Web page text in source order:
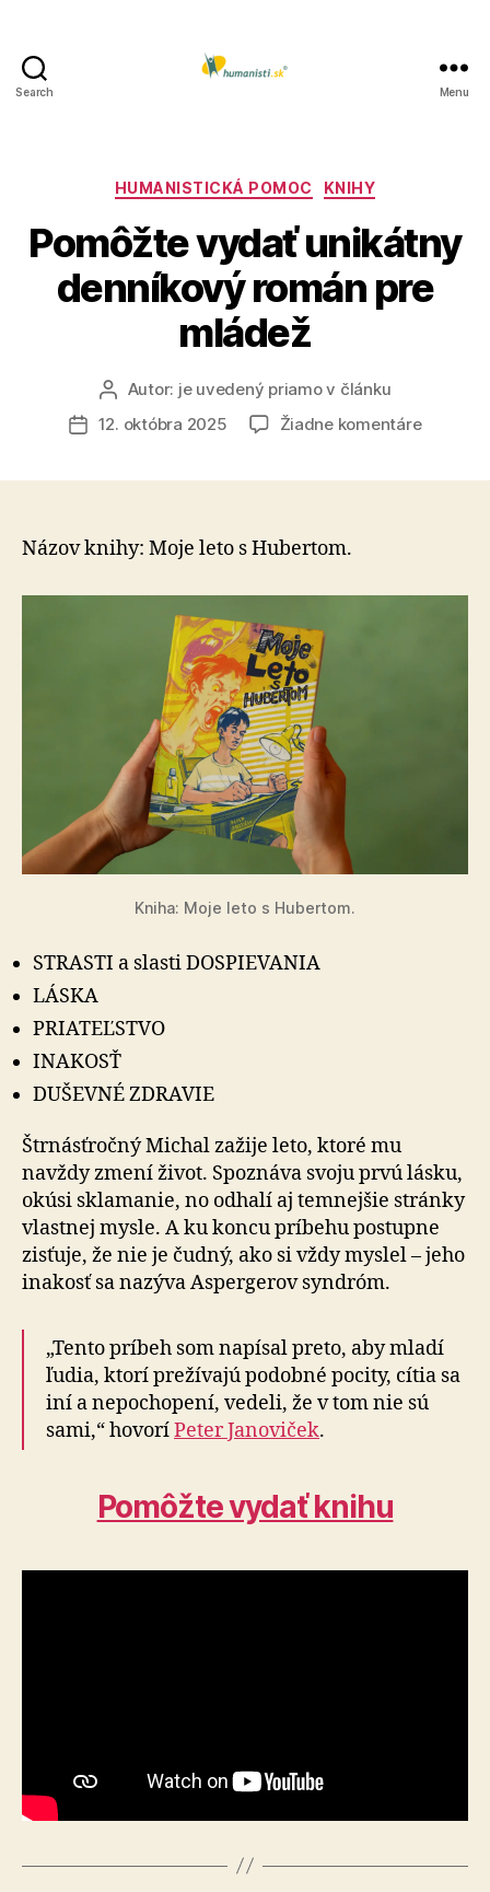
Search Menu
Kategórie
HUMANISTICKÁ POMOC KNIHY
Pomôžte vydať unikátny
denníkový román pre
mládež
Autor
článku
Autor: je uvedený priamo v článku
Dátum
12. októbra 2025 Žiadne komentárena
mládež
Názov knihy: Moje leto s Hubertom.
Kniha: Moje leto s Hubertom.
STRASTI a slasti DOSPIEVANIA
LÁSKA
PRIATEĽSTVO
INAKOSŤ
DUŠEVNÉ ZDRAVIE
Štrnásťročný Michal zažije leto, ktoré mu
navždy zmení život. Spoznáva svoju prvú lásku,
okúsi sklamanie, no odhalí aj temnejšie stránky
vlastnej mysle. A ku koncu príbehu postupne
zisťuje, že nie je čudný, ako si vždy myslel – jeho
inakosť sa nazýva Aspergerov syndróm.
„Tento príbeh som napísal preto, aby mladí
ľudia, ktorí prežívajú podobné pocity, cítia sa
iní a nepochopení, vedeli, že v tom nie sú
sami,“ hovoríPeter Janoviček.
Pomôžte vydať knihu